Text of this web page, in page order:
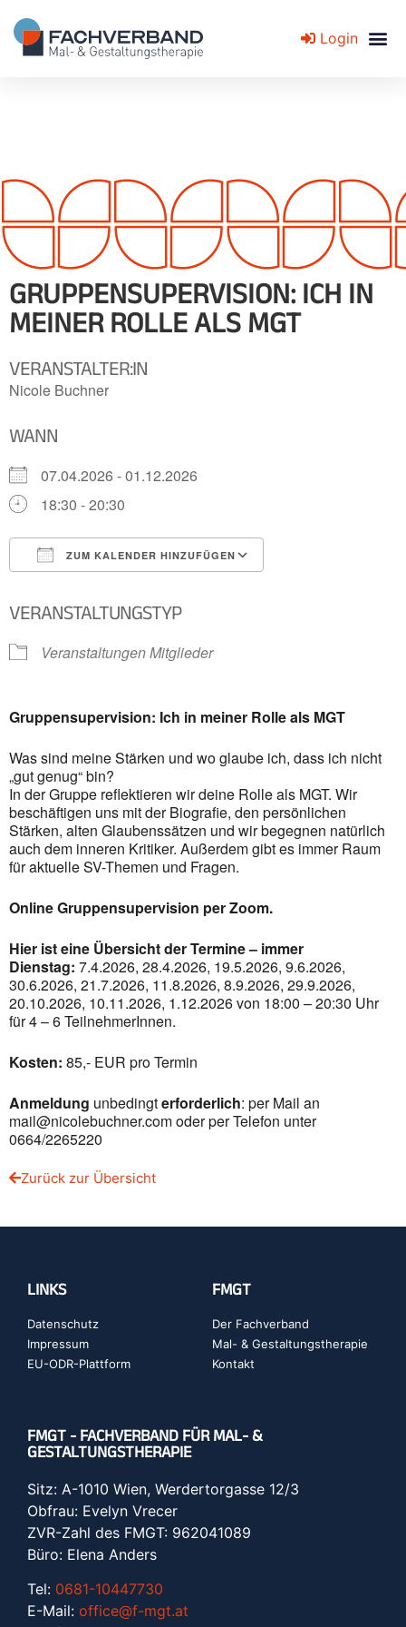
Login
GRUPPENSUPERVISION: ICH IN
MEINER ROLLE ALS MGT
VERANSTALTER:IN
Nicole Buchner
WANN
07.04.2026 - 01.12.2026
18:30 - 20:30
ZUM KALENDER HINZUFÜGEN
VERANSTALTUNGSTYP
Veranstaltungen Mitglieder
Gruppensupervision: Ich in meiner Rolle als MGT
Was sind meine Stärken und wo glaube ich, dass ich nicht
„gut genug“ bin?
In der Gruppe reflektieren wir deine Rolle als MGT. Wir
beschäftigen uns mit derBiografie, den persönlichen
Stärken, alten Glaubenssätzen und wir begegnen natürlich
auch dem inneren Kritiker. Außerdem gibtes immer Raum
für aktuelle SV-Themen und Fragen.
Online Gruppensupervision per Zoom.
Hier ist eine Übersicht der Termine – immer
Dienstag: 7.4.2026, 28.4.2026, 19.5.2026, 9.6.2026,
30.6.2026, 21.7.2026, 11.8.2026, 8.9.2026, 29.9.2026,
20.10.2026, 10.11.2026, 1.12.2026 von 18:00 – 20:30 Uhr
für 4 – 6 TeilnehmerInnen.
Kosten: 85,- EUR pro Termin
Anmeldung unbedingterforderlich: per Mail an
mail@nicolebuchner.com oder per Telefon unter
0664/2265220
Zurück zur Übersicht
LINKS
Datenschutz
Impressum
EU-ODR-Plattform
FMGT
Der Fachverband
Mal- & Gestaltungstherapie
Kontakt
FMGT - FACHVERBAND FÜR MAL- &
GESTALTUNGSTHERAPIE
Sitz: A-1010 Wien, Werdertorgasse 12/3
Obfrau: Evelyn Vrecer
ZVR-Zahl des FMGT: 962041089
Büro: Elena Anders
Tel: 0681-10447730
E-Mail: office@f-mgt.at